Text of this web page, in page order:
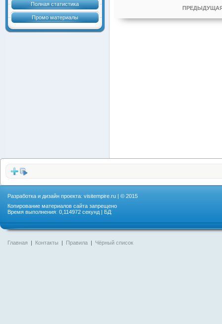
Полная статистика
Промо материалы
Разработка и дизайн проекта: visitempire.ru | © 2015
Копирование материалов сайта запрещено
Время выполнения: 0,114972 секунд | БД:
Главная | Контакты | Правила | Чёрный список